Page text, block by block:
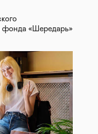
фонда «Шередарь»